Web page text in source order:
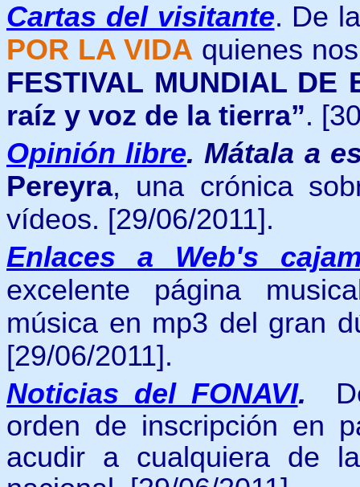
Cartas del visitante. De
POR LA VIDA quienes
FESTIVAL MUNDIAL DE
raíz y voz de la tierra”.
Opinión libre.Mátala a
Pereyra, una crónica
vídeos. [29/06/2011].
Enlaces a Web's
excelente página
música en mp3 del gran
[29/06/2011].
Noticias del FONAVI.
orden de inscripción en
acudir a cualquiera de